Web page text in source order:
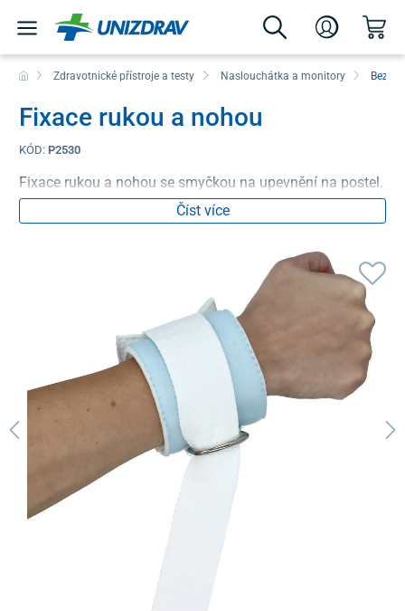
Zdravotnické přístroje a testy Naslouchátka a monitory
Fixace rukou a nohou
KÓD: P2530
Fixace rukou a nohou se smyčkou na upevnění na postel.
Číst více